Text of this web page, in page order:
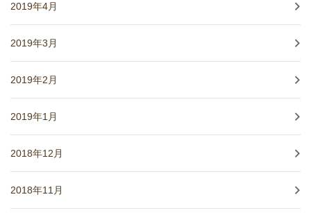
2019年4月
2019年3月
2019年2月
2019年1月
2018年12月
2018年11月